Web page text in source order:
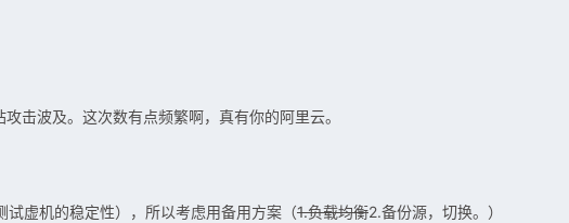
击波及。这次数有点频繁啊，真有你的阿里云。
虚机的稳定性），所以考虑用备用方案（1.负载均衡2.备份源，切换。）